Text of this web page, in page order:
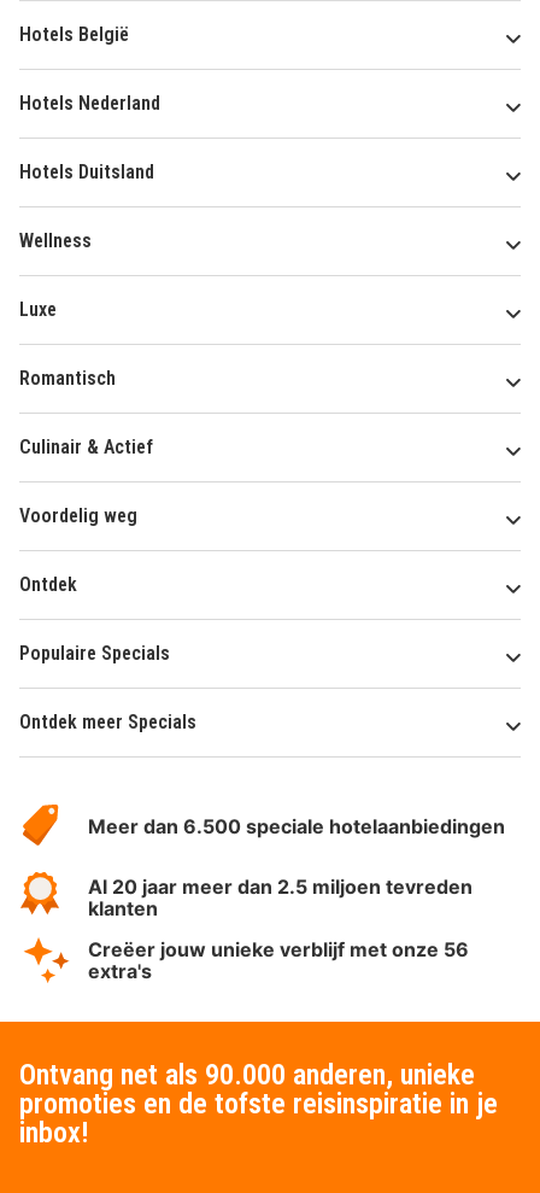
Hotels België
Hotels Nederland
Hotels Duitsland
Wellness
Luxe
Romantisch
Culinair & Actief
Voordelig weg
Ontdek
Populaire Specials
Ontdek meer Specials
HotelSpecials
Meer dan 6.500 speciale hotelaanbiedingen
Al 20 jaar meer dan 2.5 miljoen tevreden
klanten
Creëer jouw unieke verblijf met onze 56
extra's
Ontvang net als 90.000 anderen, unieke
promoties en de tofste reisinspiratie in je
inbox!